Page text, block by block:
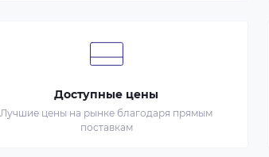
Доступные цены
Лучшие цены на рынке благодаря прямым
поставкам